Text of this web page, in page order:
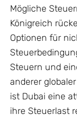
Mögliche
Königreich
Optionen für
Steuern und
anderer
ist Dubai eine
ihre Steuerlast